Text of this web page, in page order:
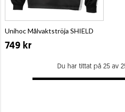
Unihoc Målvaktströja SHIELD
749 kr
Du har tittat på 25 av